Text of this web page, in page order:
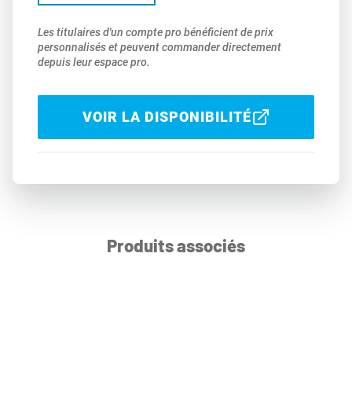
Les titulaires d'un compte pro bénéficient de prix
personnalisés et peuvent commander directement
depuis leur espace pro.
VOIR LA DISPONIBILITÉ
Produits associés